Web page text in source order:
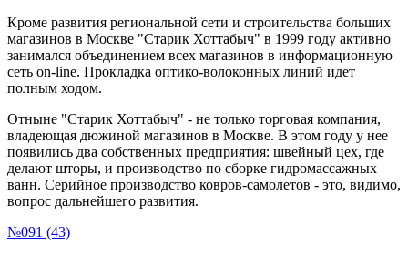
Кроме развития региональной сети и строительства больших
магазинов в Москве "Старик Хоттабыч" в 1999 году активно
занимался объединением всех магазинов в информационную
сеть on-line. Прокладка оптико-волоконных линий идет
полным ходом.
Отныне "Старик Хоттабыч" - не только торговая компания,
владеющая дюжиной магазинов в Москве. В этом году у нее
появились два собственных предприятия: швейный цех, где
делают шторы, и производство по сборке гидромассажных
ванн. Серийное производство ковров-самолетов - это, видимо,
вопрос дальнейшего развития.
№091 (43)